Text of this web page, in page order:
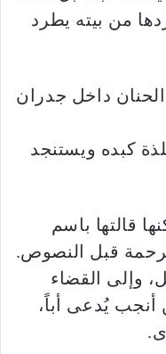
من بيته يطرد
داخل جدران
كبده ويستنجد
قالتها باسم
قبل النصوص.
وإلى القضاء
أنجب يُدعى أباً،